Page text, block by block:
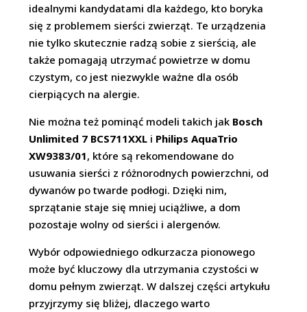
idealnymi kandydatami dla każdego, kto boryka
się z problemem sierści zwierząt. Te urządzenia
nie tylko skutecznie radzą sobie z sierścią, ale
także pomagają utrzymać powietrze w domu
czystym, co jest niezwykle ważne dla osób
cierpiących na alergie.
Nie można też pominąć modeli takich jak Bosch
Unlimited 7 BCS711XXL i Philips AquaTrio
XW9383/01, które są rekomendowane do
usuwania sierści z różnorodnych powierzchni, od
dywanów po twarde podłogi. Dzięki nim,
sprzątanie staje się mniej uciążliwe, a dom
pozostaje wolny od sierści i alergenów.
Wybór odpowiedniego odkurzacza pionowego
może być kluczowy dla utrzymania czystości w
domu pełnym zwierząt. W dalszej części artykułu
przyjrzymy się bliżej, dlaczego warto